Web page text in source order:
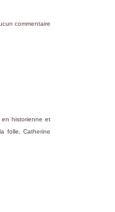
commentaire
historienne et
folle, Catherine